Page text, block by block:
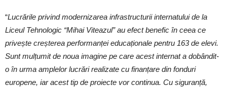
“Lucrările privind modernizarea infrastructurii internatului de la
Liceul Tehnologic “Mihai Viteazul” au efect benefic în ceea ce
privește creșterea performanței educaționale pentru 163 de elevi.
Sunt mulțumit de noua imagine pe care acest internat a dobândit-
o în urma amplelor lucrări realizate cu finanțare din fonduri
europene, iar acest tip de proiecte vor continua. Cu siguranță,